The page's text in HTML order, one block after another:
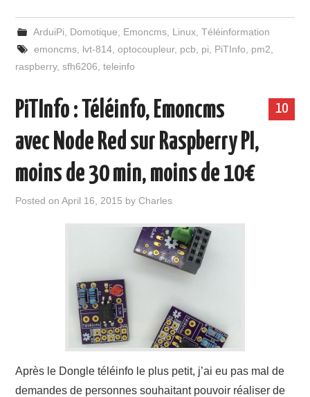
ArduiPi Domotique Emoncms, Linux, Téléinformation
emoncms, lvt-814, optocoupleur, pcb pi PiTInfo pm2
raspberry,sfh6206 ,teleinfo
10
PiTInfo : Téléinfo, Emoncms
avec Node Red sur Raspberry PI,
moins de 30 min, moins de 10€
Posted onApril 16, 2015 byCharles
Après le Dongle téléinfo le plus petit, j’ai eu pas mal de
demandes de personnes souhaitant pouvoir réaliser de